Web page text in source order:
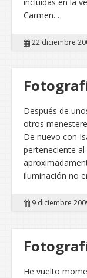
incluidas en la
Carmen.…
22 diciembre
Después de
otros
De nuevo con
perteneciente
iluminación no
9 diciembre
He vuelto